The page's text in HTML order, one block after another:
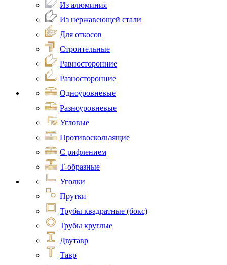
Из алюминия
Из нержавеющей стали
Для откосов
Строительные
Равносторонние
Разносторонние
Одноуровневые
Разноуровневые
Угловые
Противоскользящие
С рифлением
Т-образные
Уголки
Прутки
Трубы квадратные (бокс)
Трубы круглые
Двутавр
Тавр